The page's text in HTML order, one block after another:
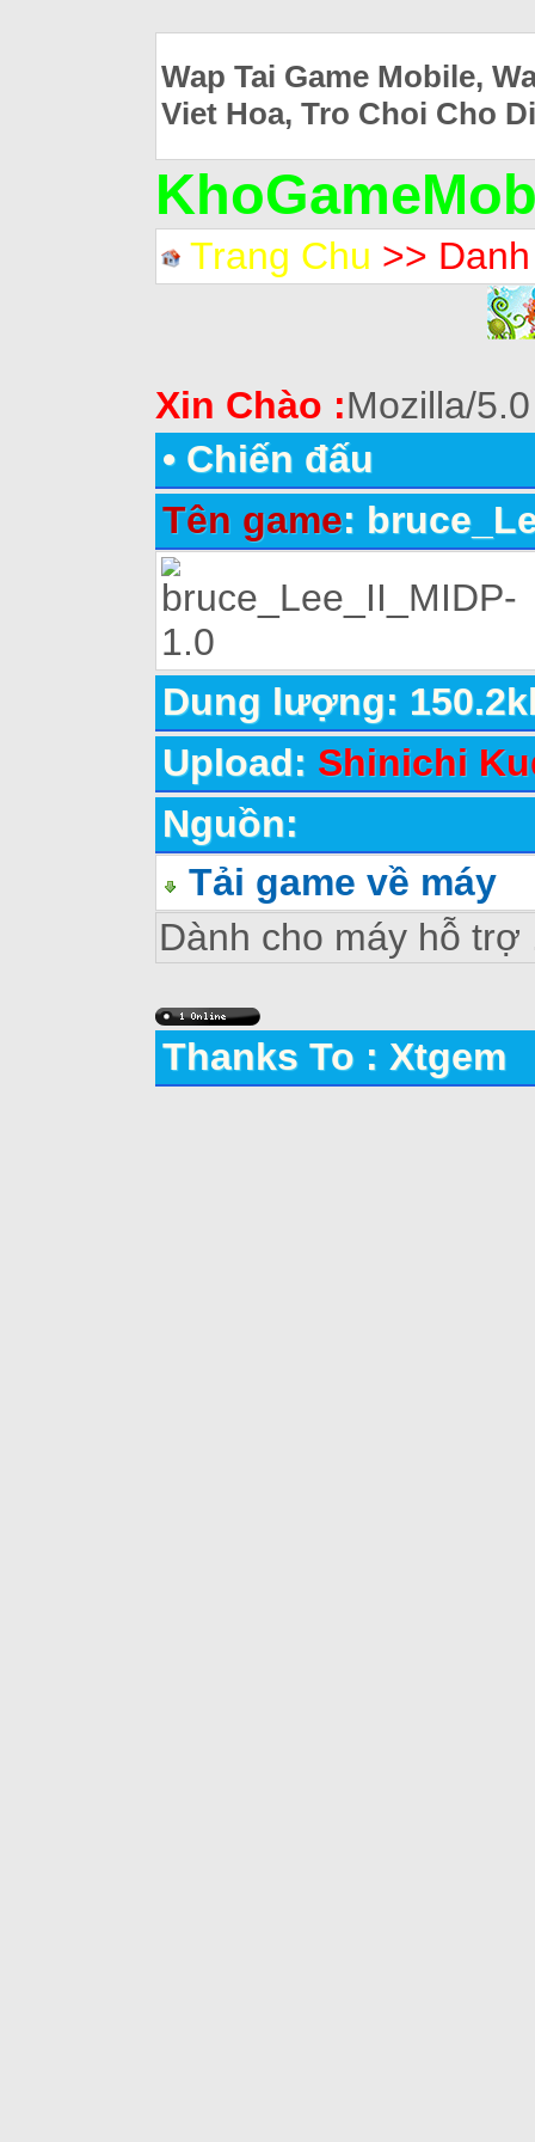
Wap Tai Game Mobile,
Viet Hoa, Tro Choi Cho
Trang Chu >>
Xin Chào :Mozilla/5.0
• Chiến đấu
Tên game:
Dung lượng:
Upload: Shinichi
Nguồn:
Tải game về máy
Dành cho máy hỗ trợ
Thanks To : Xtgem